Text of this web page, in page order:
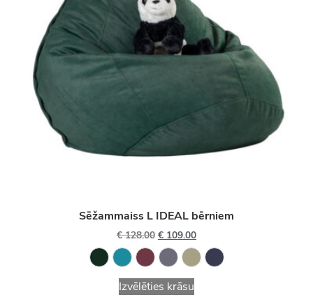
Sēžammaiss L IDEAL bērniem
€128.00 € 109.00
Izvēlēties krāsu